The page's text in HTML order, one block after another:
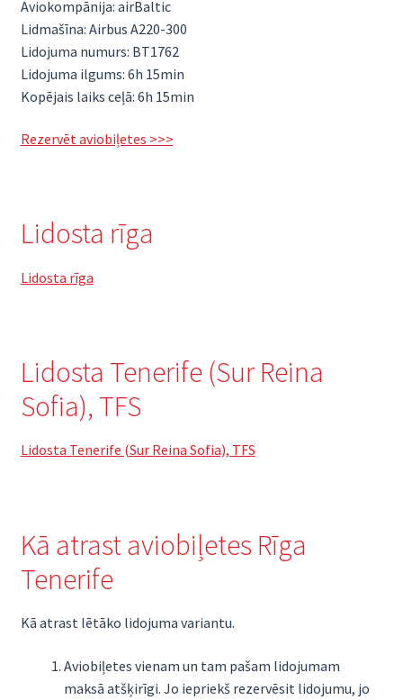
Aviokompānija: airBaltic
Lidmašīna: Airbus A220-300
Lidojuma numurs: BT1762
Lidojuma ilgums: 6h 15min
Kopējais laiks ceļā: 6h 15min
Rezervēt aviobiļetes >>>
Lidosta rīga
Lidosta rīga
Lidosta Tenerife (Sur Reina
Sofia), TFS
Lidosta Tenerife (Sur Reina Sofia), TFS
Kā atrast aviobiļetes Rīga
Tenerife
Kā atrast lētāko lidojuma variantu.
Aviobiļetes vienam un tam pašam lidojumam
maksā atšķirīgi. Jo iepriekš rezervēsit lidojumu, jo